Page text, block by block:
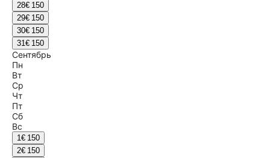
28€ 150
29€ 150
30€ 150
31€ 150
Сентябрь
Пн
Вт
Ср
Чт
Пт
Сб
Вс
1€ 150
2€ 150